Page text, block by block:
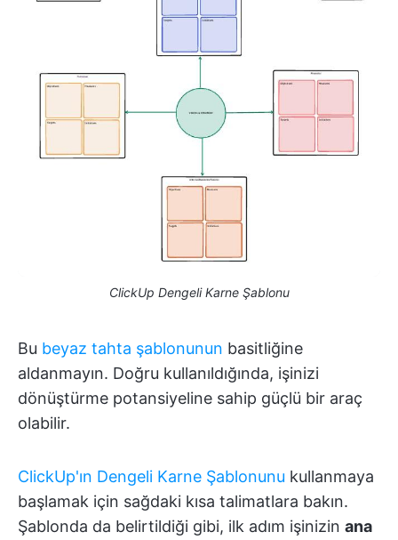
ClickUp Dengeli Karne Şablonu
Bu beyaz tahta şablonunun basitliğine
aldanmayın. Doğru kullanıldığında, işinizi
dönüştürme potansiyeline sahip güçlü bir araç
olabilir.
ClickUp'ın Dengeli Karne Şablonunu kullanmaya
başlamak için sağdaki kısa talimatlara bakın.
Şablonda da belirtildiği gibi, ilk adım işinizin ana